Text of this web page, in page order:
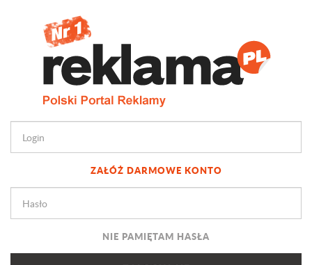
ZAŁÓŻ DARMOWE KONTO
NIE PAMIĘTAM HASŁA